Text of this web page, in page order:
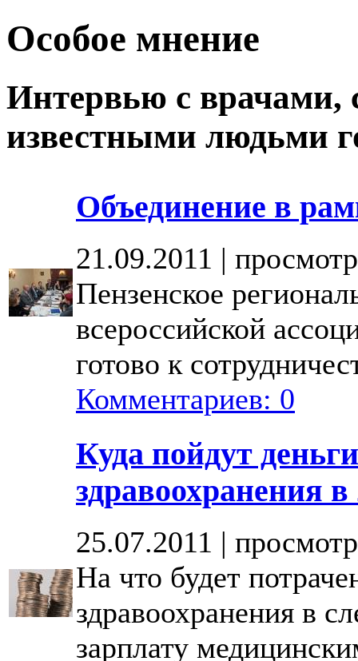
Особое мнение
Интервью с врачами,
известными людьми
Объединение в
21.09.2011 |
Пензенское
всероссийской
готово к
Комментариев: 0
Куда пойдут
здравоохранения в
25.07.2011 |
На что будет
здравоохранения в
зарплату